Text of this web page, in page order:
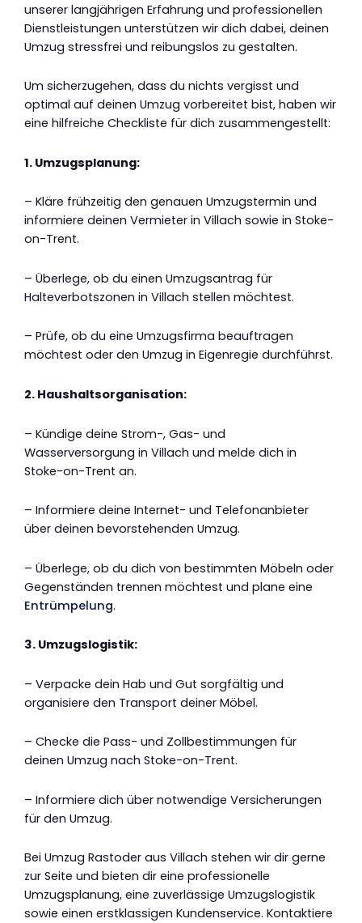
unserer langjährigen Erfahrung und professionellen
Dienstleistungen unterstützen wir dich dabei, deinen
Umzug stressfrei und reibungslos zu gestalten.
Um sicherzugehen, dass du nichts vergisst und
optimal auf deinen Umzug vorbereitet bist, haben wir
eine hilfreiche Checkliste für dich zusammengestellt:
1. Umzugsplanung:
– Kläre frühzeitig den genauen Umzugstermin und
informiere deinen Vermieter in Villach sowie in Stoke-
on-Trent.
– Überlege, ob du einen Umzugsantrag für
Halteverbotszonen in Villach stellen möchtest.
– Prüfe, ob du eine Umzugsfirma beauftragen
möchtest oder den Umzug in Eigenregie durchführst.
2. Haushaltsorganisation:
– Kündige deine Strom-, Gas- und
Wasserversorgung in Villach und melde dich in
Stoke-on-Trent an.
– Informiere deine Internet- und Telefonanbieter
über deinen bevorstehenden Umzug.
– Überlege, ob du dich von bestimmten Möbeln oder
Gegenständen trennen möchtest und plane eine
Entrümpelung.
3. Umzugslogistik:
– Verpacke dein Hab und Gut sorgfältig und
organisiere den Transport deiner Möbel.
– Checke die Pass- und Zollbestimmungen für
deinen Umzug nach Stoke-on-Trent.
– Informiere dich über notwendige Versicherungen
für den Umzug.
Bei Umzug Rastoder aus Villach stehen wir dir gerne
zur Seite und bieten dir eine professionelle
Umzugsplanung, eine zuverlässige Umzugslogistik
sowie einen erstklassigen Kundenservice. Kontaktiere